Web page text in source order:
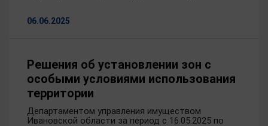
06.06.2025
Решения об установлении зон с
особыми условиями использования
территории
Департаментом управления имуществом
Ивановской области за период с 16.05.2025 по